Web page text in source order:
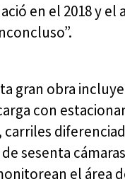
en el 2018 y el
gran obra
con
carriles
sesenta
el área